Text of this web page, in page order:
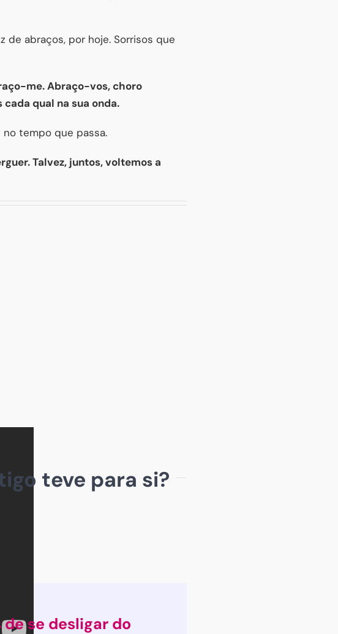
de abraços, por hoje. Sorrisos que
me. Abraço-vos, choro
qual na sua onda.
no tempo que passa.
Talvez, juntos, voltemos a
teve para si?
se desligar do